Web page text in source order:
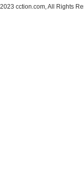
cction.com, All Rights